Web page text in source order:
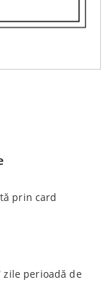
prin card
perioadă de